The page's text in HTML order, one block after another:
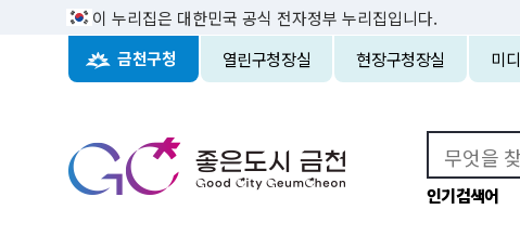
이 누리집은 대한민국 공식 전자정부 누리집입니다.
금천구청 열린구청장실 현장구청장실 미
인기검색어